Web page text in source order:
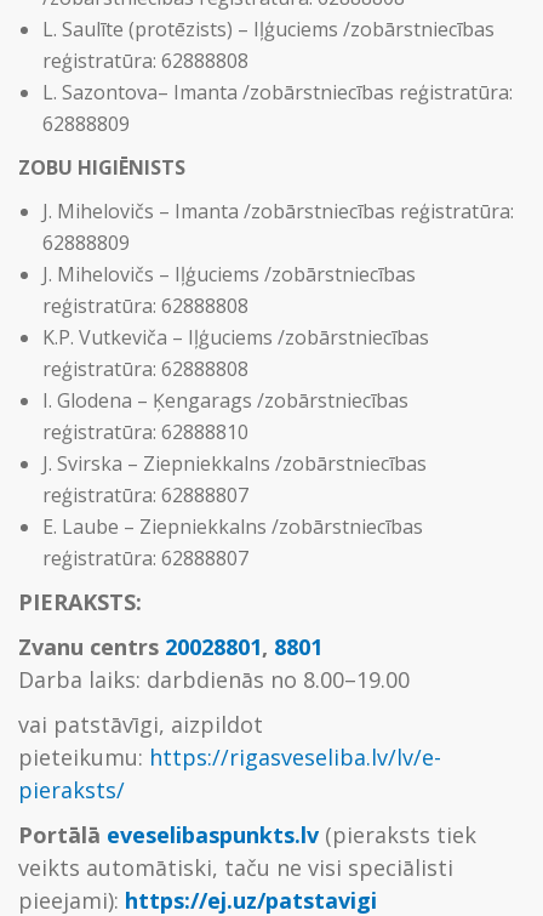
L. Saulīte (protēzists) – Iļģuciems /zobārstniecības
reģistratūra: 62888808
L. Sazontova– Imanta /zobārstniecības reģistratūra:
62888809
ZOBU HIGIĒNISTS
J. Mihelovičs – Imanta /zobārstniecības reģistratūra:
62888809
J. Mihelovičs – Iļģuciems /zobārstniecības
reģistratūra: 62888808
K.P. Vutkeviča – Iļģuciems /zobārstniecības
reģistratūra: 62888808
I. Glodena – Ķengarags /zobārstniecības
reģistratūra: 62888810
J. Svirska – Ziepniekkalns /zobārstniecības
reģistratūra: 62888807
E. Laube – Ziepniekkalns /zobārstniecības
reģistratūra: 62888807
PIERAKSTS:
Zvanu centrs 20028801, 8801
Darba laiks: darbdienās no 8.00–19.00
vai patstāvīgi, aizpildot
pieteikumu: https://rigasveseliba.lv/lv/e-
pieraksts/
Portālā eveselibaspunkts.lv (pieraksts tiek
veikts automātiski, taču ne visi speciālisti
pieejami): https://ej.uz/patstavigi